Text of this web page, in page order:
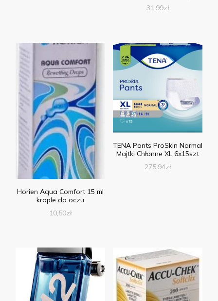
31,99zł
Horien Aqua Comfort 15 ml
krople do oczu
10,50zł
TENA Pants ProSkin Normal
Majtki Chłonne XL 6x15szt
275,94zł